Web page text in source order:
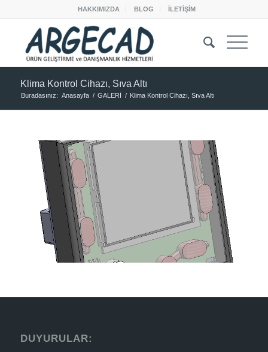
HAKKIMIZDA BLOG İLETİŞİM
Klima Kontrol Cihazı, Sıva Altı
Buradasınız: Anasayfa / GALERİ / Klima Kontrol Cihazı, Sıva Altı
DUYURULAR: